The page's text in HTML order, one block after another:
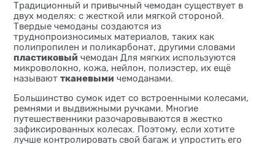
Традиционный и привычный чемодан существует в
двух моделях: с жесткой или мягкой стороной.
Твердые чемоданы создаются из
труднопроизносимых материалов, таких как
полипропилен и поликарбонат, другими словами
пластиковый чемодан Для мягких используются
микроволокно, кожа, нейлон, полиэстер, их ещё
называют тканевыми чемоданами.
Большинство сумок идет со встроенными колесами,
ремнями и выдвижными ручками. Многие
путешественники разочаровываются в жестко
зафиксированных колесах. Поэтому, если хотите
лучше контролировать свой багаж и упростить его